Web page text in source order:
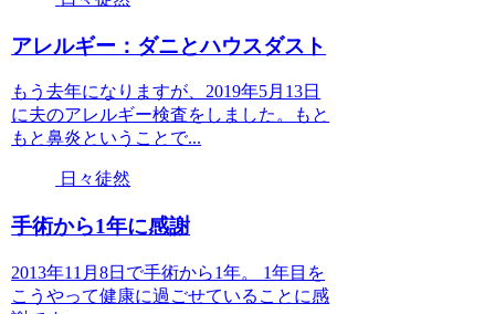
アレルギー：ダニとハウスダスト
もう去年になりますが、2019年5月13日
に夫のアレルギー検査をしました。もと
もと鼻炎ということで...
日々徒然
手術から1年に感謝
2013年11月8日で手術から1年。 1年目を
こうやって健康に過ごせていることに感